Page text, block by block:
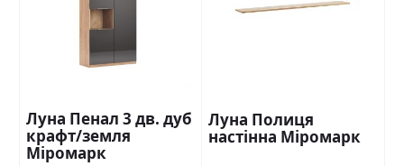
Луна Пенал 3 дв. дуб
крафт/земля
Міромарк
Луна Полиця
настінна Міромарк